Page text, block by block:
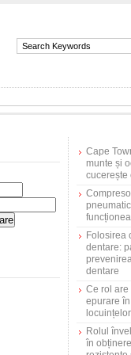
Cape
munte și
cucerește
Folosirea
dentare:
dentare
Ce rol are
epurare
Rolul
în